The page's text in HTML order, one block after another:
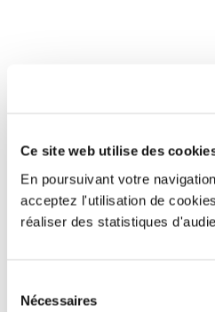
Ce site web utilise des
En poursuivant votre
acceptez l'utilisation de
réaliser des statistiques
Nécessaires
Elevage
Transport – mise
Abattoir